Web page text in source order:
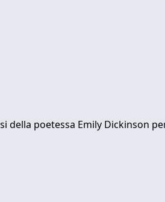
poetessa Emily Dickinson